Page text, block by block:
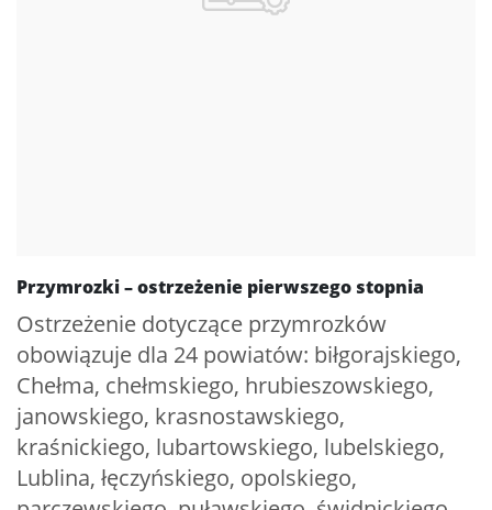
Przymrozki – ostrzeżenie pierwszego stopnia
Ostrzeżenie dotyczące przymrozków
obowiązuje dla 24 powiatów: biłgorajskiego,
Chełma, chełmskiego, hrubieszowskiego,
janowskiego, krasnostawskiego,
kraśnickiego, lubartowskiego, lubelskiego,
Lublina, łęczyńskiego, opolskiego,